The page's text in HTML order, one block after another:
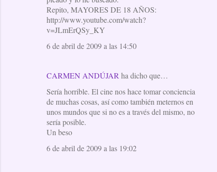
Repito, MAYORES DE 18 AÑOS:
http://www.youtube.com/watch?
v=JLmErQSy_KY
6 de abril de 2009 a las 14:50
CARMEN ANDÚJAR ha dicho que…
Sería horrible. El cine nos hace tomar conciencia
de muchas cosas, así como también meternos en
unos mundos que si no es a través del mismo, no
sería posible.
Un beso
6 de abril de 2009 a las 19:02